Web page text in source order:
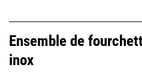
Ensemble de
inox